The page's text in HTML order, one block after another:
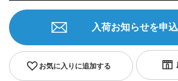
お気に入りに追加する
入荷お知らせを申